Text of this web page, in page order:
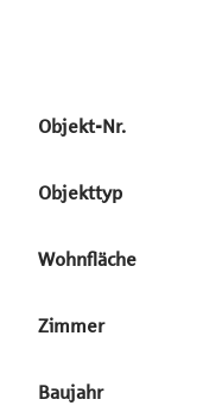
Objekt-Nr.
Objekttyp
Wohnfläche
Zimmer
Baujahr